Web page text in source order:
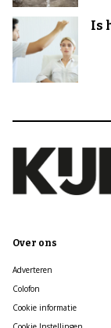
Is
Over ons
Adverteren
Colofon
Cookie informatie